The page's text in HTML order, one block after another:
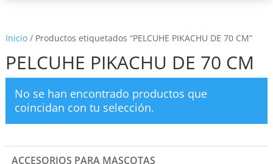
Inicio/ Productos etiquetados “PELCUHE PIKACHU DE 70 CM”
PELCUHE PIKACHU DE 70 CM
No se han encontrado productos que
coincidan con tu selección.
ACCESORIOS PARA MASCOTAS